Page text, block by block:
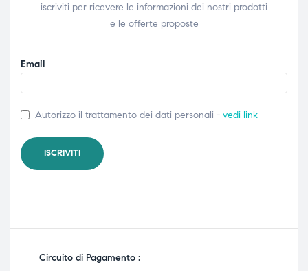
iscriviti per ricevere le informazioni dei nostri prodotti
e le offerte proposte
Email
Autorizzo il trattamento dei dati personali - vedi link
Circuito di Pagamento :